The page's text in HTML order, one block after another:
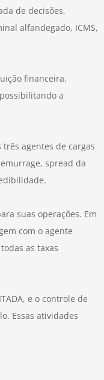
de decisões,
alfandegado, ICMS,
financeira.
a
agentes de cargas
spread da
suas operações. Em
com o agente
as taxas
e o controle de
Essas atividades